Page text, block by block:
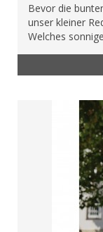
Bevor die
unser kleiner
Welches